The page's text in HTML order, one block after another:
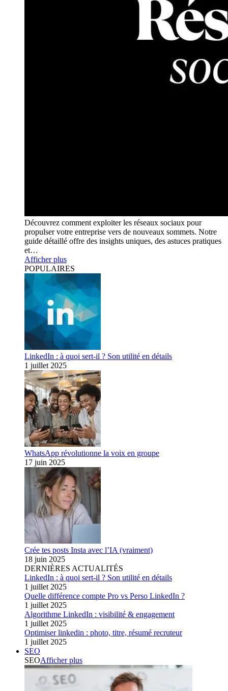
Découvrez comment exploiter les réseaux sociaux pour
propulser votre entreprise vers de nouveaux sommets. Notre
guide détaillé offre des insights uniques, des astuces pratiques
et…
Afficher plus
POPULAIRES
LinkedIn : à quoi sert-il ? Son utilité en détails
1 juillet 2025
WhatsApp révolutionne la voix en groupe
17 juin 2025
Crée tes posts Insta avec l’IA (vraiment)
18 juin 2025
DERNIÈRES ACTUALITÉS
LinkedIn : à quoi sert-il ? Son utilité en détails
1 juillet 2025
Quelle différence compte Pro vs Perso LinkedIn ?
1 juillet 2025
Algorithme LinkedIn : visibilité & engagement
1 juillet 2025
Optimiser linkedin : photo, titre, résumé recruteur
1 juillet 2025
SEO
SEOAfficher plus